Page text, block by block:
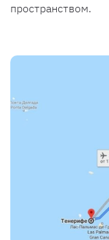
пространством.